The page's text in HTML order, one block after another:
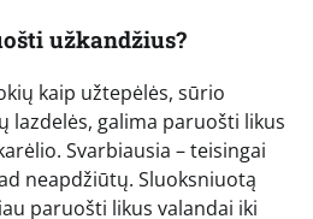
užkandžius?
kaip užtepėlės, sūrio
lazdelės, galima paruošti likus
Svarbiausia – teisingai
neapdžiūtų. Sluoksniuotą
paruošti likus valandai iki